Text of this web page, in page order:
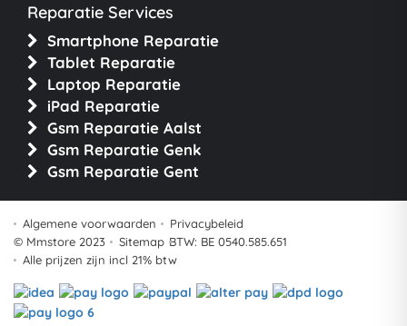
Reparatie Services
Smartphone Reparatie
Tablet Reparatie
Laptop Reparatie
iPad Reparatie
Gsm Reparatie Aalst
Gsm Reparatie Genk
Gsm Reparatie Gent
Algemene voorwaarden
Privacybeleid
© Mmstore 2023
Sitemap BTW: BE 0540.585.651
Alle prijzen zijn incl 21% btw